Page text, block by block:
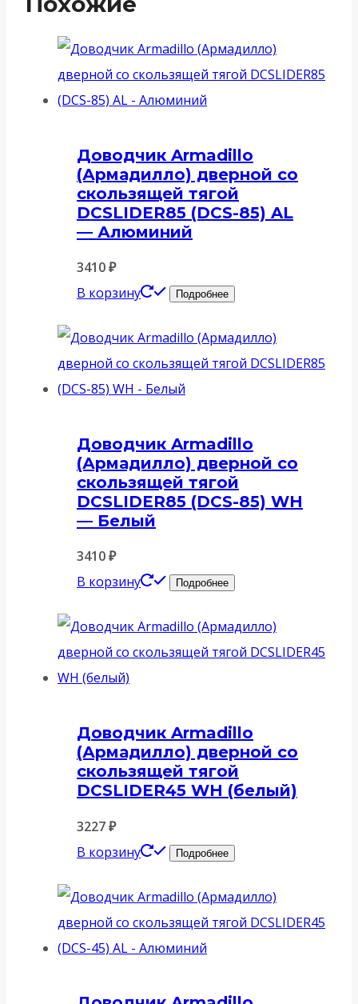
Доводчик Armadillo
(Армадилло) дверной со
скользящей тягой
DCSLIDER85 (DCS-85) AL
— Алюминий
3410₽
В корзину
Подробнее
Доводчик Armadillo
(Армадилло) дверной со
скользящей тягой
DCSLIDER85 (DCS-85) WH
— Белый
3410₽
В корзину
Подробнее
Доводчик Armadillo
(Армадилло) дверной со
скользящей тягой
DCSLIDER45 WH (белый)
3227₽
В корзину
Подробнее